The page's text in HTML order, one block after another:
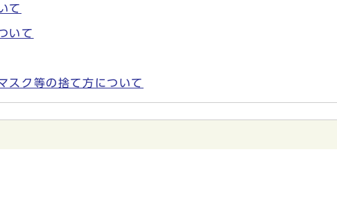
て
いて
スク等の捨て方について